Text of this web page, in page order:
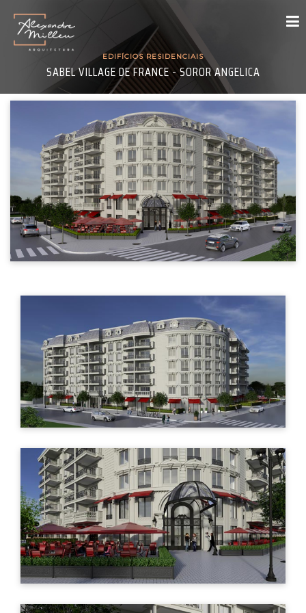
EDIFÍCIOS RESIDENCIAIS
SABEL VILLAGE DE FRANCE - SOROR ANGELICA